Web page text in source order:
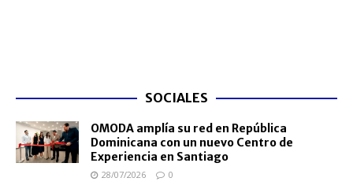
SOCIALES
OMODA amplía su red en República
Dominicana con un nuevo Centro de
Experiencia en Santiago
28/07/2026 0